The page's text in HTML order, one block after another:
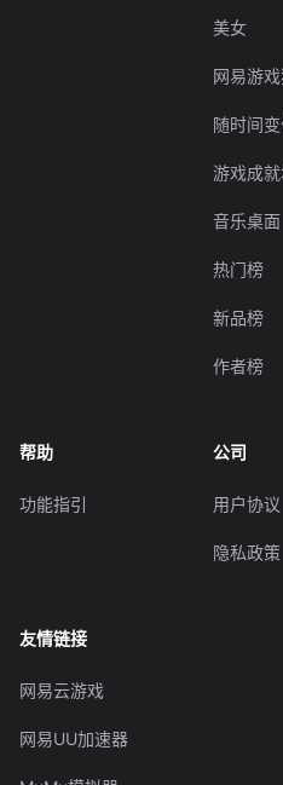
美女
网易游
随时间
游戏成
音乐桌面
热门榜
新品榜
作者榜
帮助
功能指引
公司
用户协议
隐私政策
友情链接
网易云游戏
网易UU加速器